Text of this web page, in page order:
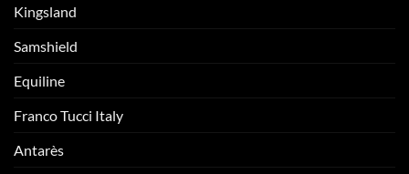
Kingsland
Samshield
Equiline
Franco Tucci Italy
Antarès